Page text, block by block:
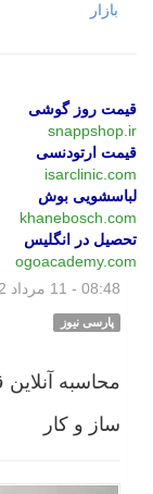
بازار
قیمت روز گوشی
snappshop.ir
قیمت ارتودنسی
isarclinic.com
لباسشویی بوش
khanebosch.com
تحصیل در انگلیس
ogoacademy.com
08:48 - 11 مرداد 1402
پارسی نیوز
محاسبه آنلاین
ساز و کار